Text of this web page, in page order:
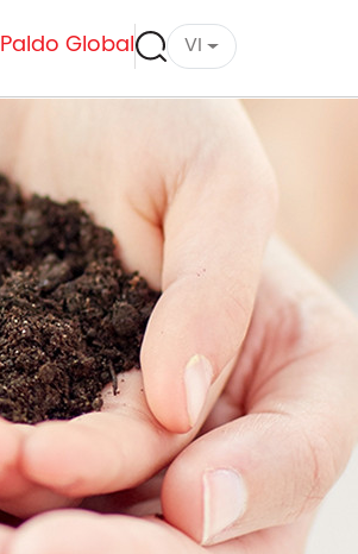
Paldo Global VI